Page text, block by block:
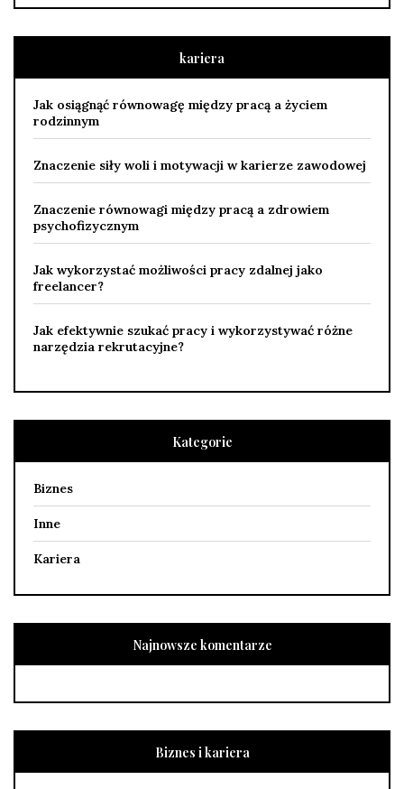
kariera
Jak osiągnąć równowagę między pracą a życiem
rodzinnym
Znaczenie siły woli i motywacji w karierze zawodowej
Znaczenie równowagi między pracą a zdrowiem
psychofizycznym
Jak wykorzystać możliwości pracy zdalnej jako
freelancer?
Jak efektywnie szukać pracy i wykorzystywać różne
narzędzia rekrutacyjne?
Kategorie
Biznes
Inne
Kariera
Najnowsze komentarze
Biznes i kariera